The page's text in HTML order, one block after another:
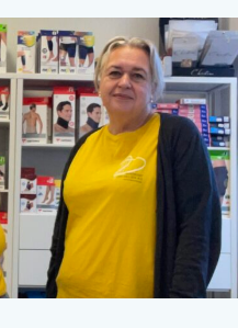
NAKSKOV,
1, 4700
RØNNEVEJ 17A,
DENMARK
ROSKILDE,